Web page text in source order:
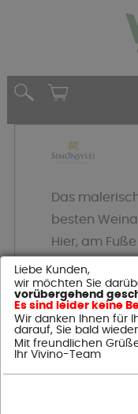
Das
besten
Hier, am
Simonsvlei.
Initiative von
lokalen
Gedanke
Gegend um
Liebe Kunden,
wir möchten Sie
vorübergehend
Es sind leider keine
Wir danken Ihnen für
darauf, Sie bald
Mit freundlichen
Ihr Vivino-Team